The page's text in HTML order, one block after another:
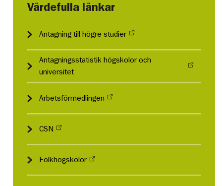
Värdefulla länkar
Antagning till högre studier
Antagningsstatistik högskolor och
universitet
Arbetsförmedlingen
CSN
Folkhögskolor